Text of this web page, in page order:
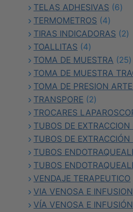
producto
TELAS ADHESIVAS 66
TERMOMETROS 44
TIRAS INDICADORAS 22
TOALLITAS 44
productos
TOMA DE MUESTRA 2525
TOMA DE MUESTRA
TOMA DE PRESION
TRANSPORE 22
productos
TROCARES
TUBOS DE
TUBOS DE
TUBOS
TUBOS
VENDAJE TERAPEUTICO
VIA VENOSA E INFUSION
VÍA VENOSA E INFUSIÓN